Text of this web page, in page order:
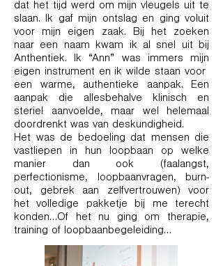
dat het tijd werd om mijn vleugels uit te
slaan. Ik gaf mijn ontslag en ging voluit
voor mijn eigen zaak. Bij het zoeken
naar een naam kwam ik al snel uit bij
Anthentiek. Ik “Ann” was immers mijn
eigen instrument en ik wilde staan voor
een warme, authentieke aanpak. Een
aanpak die allesbehalve klinisch en
steriel aanvoelde, maar wel helemaal
doordrenkt was van deskundigheid.
Het was de bedoeling dat mensen die
vastliepen in hun loopbaan op welke
manier dan ook (faalangst,
perfectionisme, loopbaanvragen, burn-
out, gebrek aan zelfvertrouwen) voor
het volledige pakketje bij me terecht
konden…Of het nu ging om therapie,
training of loopbaanbegeleiding…